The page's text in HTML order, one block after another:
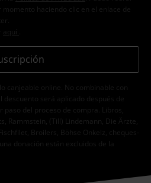
haciendo clic en el enlace de
aquí
canjeable online. No combinable con
descuento será aplicado después de
del proceso de compra. Libros,
Rammstein, (Till) Lindemann, Die Ärzte,
Broilers, Böhse Onkelz, cheques-
donación están excluidos de la